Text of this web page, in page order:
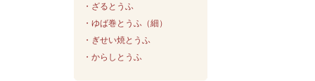
・ざるとうふ
・ゆば巻とうふ（細）
・ぎせい焼とうふ
・からしとうふ